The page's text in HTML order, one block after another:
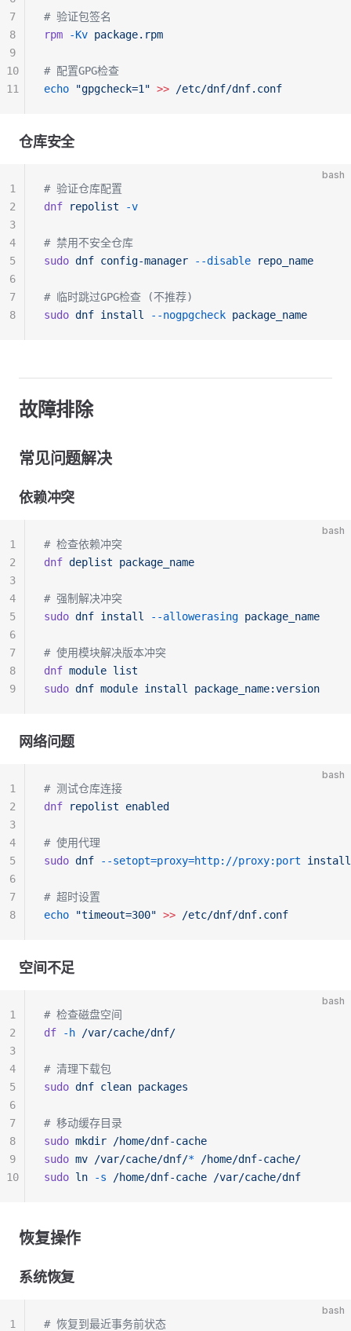
# 验证包签名
rpm -Kv package.rpm
# 配置GPG检查
echo "gpgcheck=1" >> /etc/dnf/dnf.conf
7
8
9
10
11
仓库安全
bash
# 验证仓库配置
dnf repolist -v
# 禁用不安全仓库
sudo dnf config-manager --disable repo_name
# 临时跳过GPG检查 (不推荐)
sudo dnf install --nogpgcheck package_name
1
2
3
4
5
6
7
8
故障排除
常见问题解决
依赖冲突
bash
# 检查依赖冲突
dnf deplist package_name
# 强制解决冲突
sudo dnf install --allowerasing package_name
# 使用模块解决版本冲突
dnf module list
sudo dnf module install package_name:version
1
2
3
4
5
6
7
8
9
网络问题
bash
# 测试仓库连接
dnf repolist enabled
# 使用代理
sudo dnf --setopt=proxy=http://proxy:port install
# 超时设置
echo "timeout=300" >> /etc/dnf/dnf.conf
1
2
3
4
5
6
7
8
空间不足
bash
# 检查磁盘空间
df -h /var/cache/dnf/
# 清理下载包
sudo dnf clean packages
# 移动缓存目录
sudo mkdir /home/dnf-cache
sudo mv /var/cache/dnf/* /home/dnf-cache/
sudo ln -s /home/dnf-cache /var/cache/dnf
1
2
3
4
5
6
7
8
9
10
恢复操作
系统恢复
bash
# 恢复到最近事务前状态
1